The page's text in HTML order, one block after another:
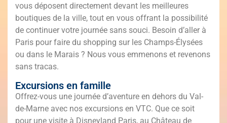
vous déposent directement devant les meilleures
boutiques de la ville, tout en vous offrant la possibilité
de continuer votre journée sans souci. Besoin d’aller à
Paris pour faire du shopping sur les Champs-Élysées
ou dans le Marais ? Nous vous emmenons et revenons
sans tracas.
Excursions en famille
Offrez-vous une journée d’aventure en dehors du Val-
de-Marne avec nos excursions en VTC. Que ce soit
pour une visite à Disneyland Paris, au Château de